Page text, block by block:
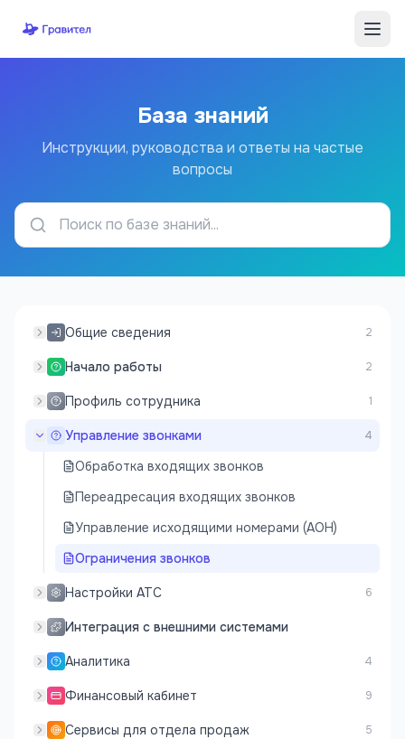
База знаний
Инструкции, руководства и ответы на частые
вопросы
Общие сведения 2
Начало работы 2
Профиль сотрудника 1
Управление звонками 4
Обработка входящих звонков
Переадресация входящих звонков
Управление исходящими номерами (АОН)
Ограничения звонков
Настройки АТС 6
Интеграция с внешними системами
Аналитика 4
Финансовый кабинет 9
Сервисы для отдела продаж 5